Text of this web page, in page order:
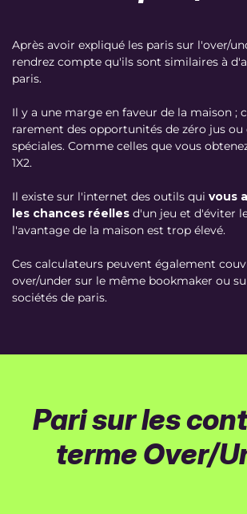
Après avoir expliqué les paris sur l'over/
rendrez compte qu'ils sont similaires à
paris.
Il y a une marge en faveur de la maison ;
rarement des opportunités de zéro jus
spéciales. Comme celles que vous
1X2.
Il existe sur l'internet des outils qui vous
les chances réelles d'un jeu et d'éviter
l'avantage de la maison est trop élevé.
Ces calculateurs peuvent également
over/under sur le même bookmaker ou
sociétés de paris.
Pari sur les
terme Over/